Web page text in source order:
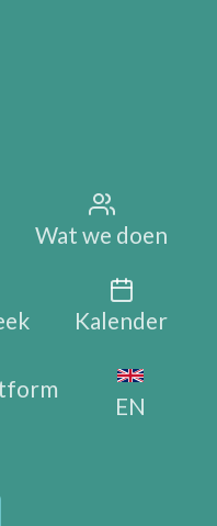
navigation
Wat we doen
Kalender
EN